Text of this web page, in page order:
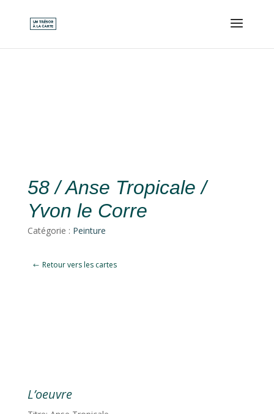
58 / Anse Tropicale /
Yvon le Corre
Catégorie : Peinture
Retour vers les cartes
L’oeuvre